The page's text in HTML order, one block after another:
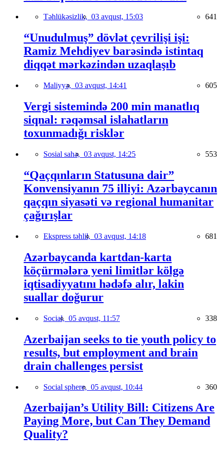
Təhlükəsizlik, 03 avqust, 15:03 641
“Unudulmuş” dövlət çevrilişi işi:
Ramiz Mehdiyev barəsində istintaq
diqqət mərkəzindən uzaqlaşıb
Maliyyə, 03 avqust, 14:41 605
Vergi sistemində 200 min manatlıq
siqnal: rəqəmsal islahatların
toxunmadığı risklər
Sosial sahə, 03 avqust, 14:25 553
“Qaçqınların Statusuna dair”
Konvensiyanın 75 illiyi: Azərbaycanın
qaçqın siyasəti və regional humanitar
çağırışlar
Ekspress təhlil, 03 avqust, 14:18 681
Azərbaycanda kartdan-karta
köçürmələrə yeni limitlər kölgə
iqtisadiyyatını hədəfə alır, lakin
suallar doğurur
Social, 05 avqust, 11:57 338
Azerbaijan seeks to tie youth policy to
results, but employment and brain
drain challenges persist
Social sphere, 05 avqust, 10:44 360
Azerbaijan’s Utility Bill: Citizens Are
Paying More, but Can They Demand
Quality?